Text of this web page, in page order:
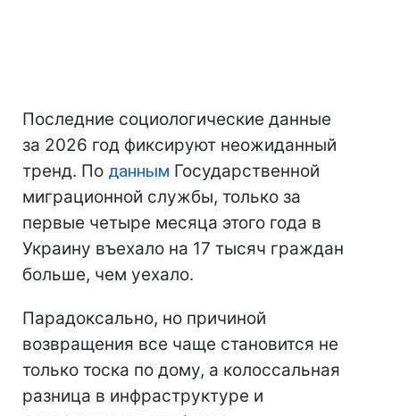
Последние социологические данные
за 2026 год фиксируют неожиданный
тренд. По данным Государственной
миграционной службы, только за
первые четыре месяца этого года в
Украину въехало на 17 тысяч граждан
больше, чем уехало.
Парадоксально, но причиной
возвращения все чаще становится не
только тоска по дому, а колоссальная
разница в инфраструктуре и